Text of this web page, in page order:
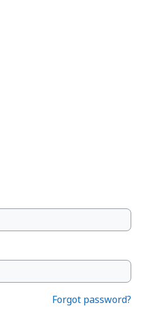
Forgot password?